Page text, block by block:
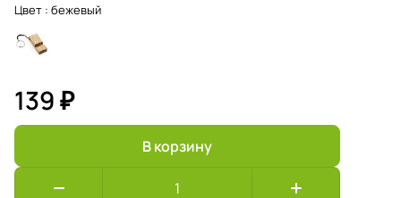
Цвет : бежевый
139 ₽
В корзину